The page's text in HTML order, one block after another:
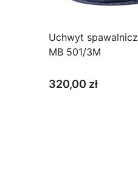
Uchwyt
MB 501/3M
320,00 zł